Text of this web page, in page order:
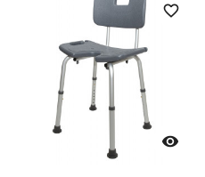

favorite_border